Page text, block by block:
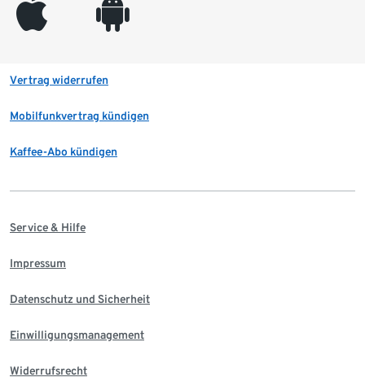
appleinc android
Vertrag widerrufen
Mobilfunkvertrag kündigen
Kaffee-Abo kündigen
Service & Hilfe
Impressum
Datenschutz und Sicherheit
Einwilligungsmanagement
Widerrufsrecht